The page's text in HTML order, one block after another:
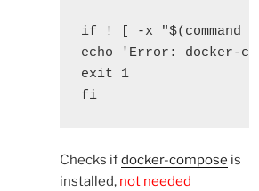
if ! [ -x "$(command -
echo 'Error: docker-
exit 1
fi
Checks ifdocker-compose is
installed, not needed